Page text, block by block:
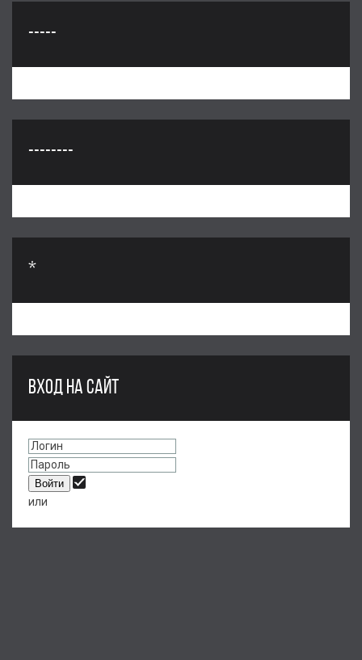
-----
--------
*
ВХОД НА САЙТ
или